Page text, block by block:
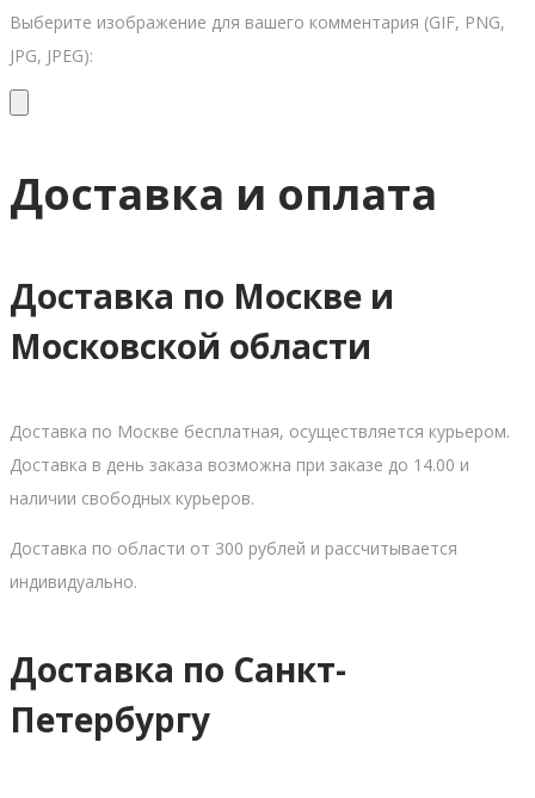
Выберите изображение для вашего комментария (GIF, PNG,
JPG, JPEG):
Доставка и оплата
Доставка по Москве и
Московской области
Доставка по Москве бесплатная, осуществляется курьером.
Доставка в день заказа возможна при заказе до 14.00 и
наличии свободных курьеров.
Доставка по области от 300 рублей и рассчитывается
индивидуально.
Доставка по Санкт-
Петербургу